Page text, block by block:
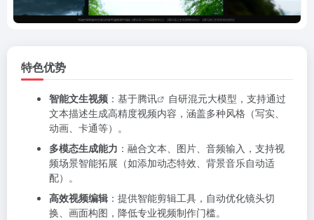
特色优势
智能文生视频 ：基于腾讯
自研混元大模型，支持通过
文本描述生成高精度视频内容，涵盖多种风格（写实、
动画、卡通等）。
多模态生成能力 ：融合文本、图片、音频输入，支持视
频场景智能拓展（如添加动态特效、背景音乐自动适
配）。
高效视频编辑 ：提供智能剪辑工具，自动优化镜头切
换、画面构图，降低专业视频制作门槛。